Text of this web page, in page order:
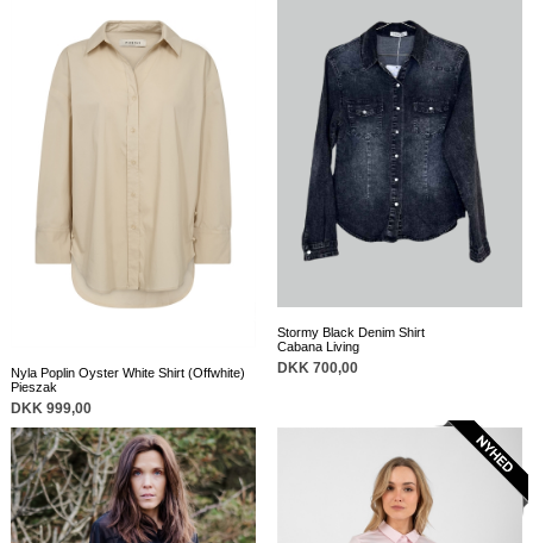
Nyla Poplin Oyster White Shirt (Offwhite)
Pieszak
DKK 999,00
Stormy Black Denim Shirt
Cabana Living
DKK 700,00